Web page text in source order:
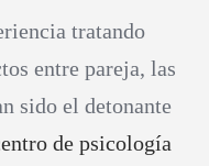
tratando
entre pareja, las
sido el detonante
de psicología